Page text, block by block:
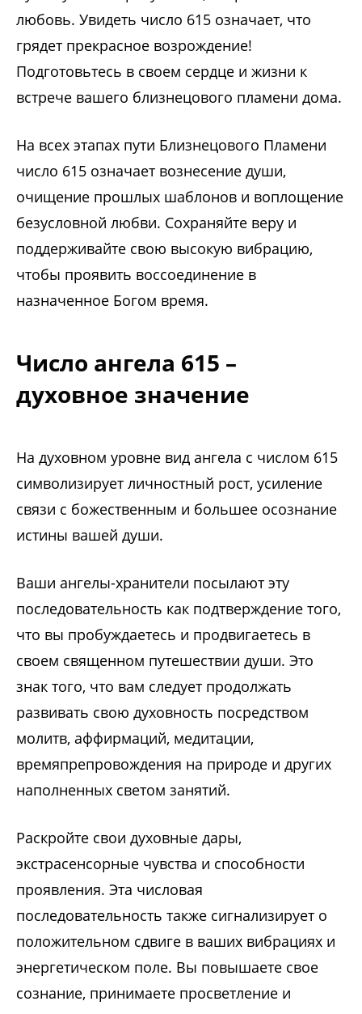
любовь. Увидеть число 615 означает, что
грядет прекрасное возрождение!
Подготовьтесь в своем сердце и жизни к
встрече вашего близнецового пламени дома.
На всех этапах пути Близнецового Пламени
число 615 означает вознесение души,
очищение прошлых шаблонов и воплощение
безусловной любви. Сохраняйте веру и
поддерживайте свою высокую вибрацию,
чтобы проявить воссоединение в
назначенное Богом время.
Число ангела 615 –
духовное значение
На духовном уровне вид ангела с числом 615
символизирует личностный рост, усиление
связи с божественным и большее осознание
истины вашей души.
Ваши ангелы-хранители посылают эту
последовательность как подтверждение того,
что вы пробуждаетесь и продвигаетесь в
своем священном путешествии души. Это
знак того, что вам следует продолжать
развивать свою духовность посредством
молитв, аффирмаций, медитации,
времяпрепровождения на природе и других
наполненных светом занятий.
Раскройте свои духовные дары,
экстрасенсорные чувства и способности
проявления. Эта числовая
последовательность также сигнализирует о
положительном сдвиге в ваших вибрациях и
энергетическом поле. Вы повышаете свое
сознание, принимаете просветление и